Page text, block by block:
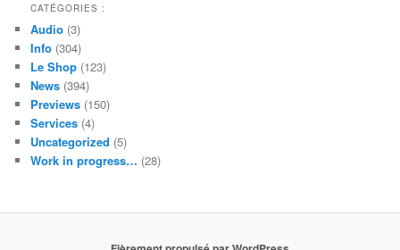
CATÉGORIES :
Audio (3)
Info (304)
Le Shop (123)
News (394)
Previews (150)
Services (4)
Uncategorized (5)
Work in progress… (28)